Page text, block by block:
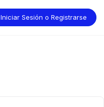
Iniciar Sesión o Registrarse